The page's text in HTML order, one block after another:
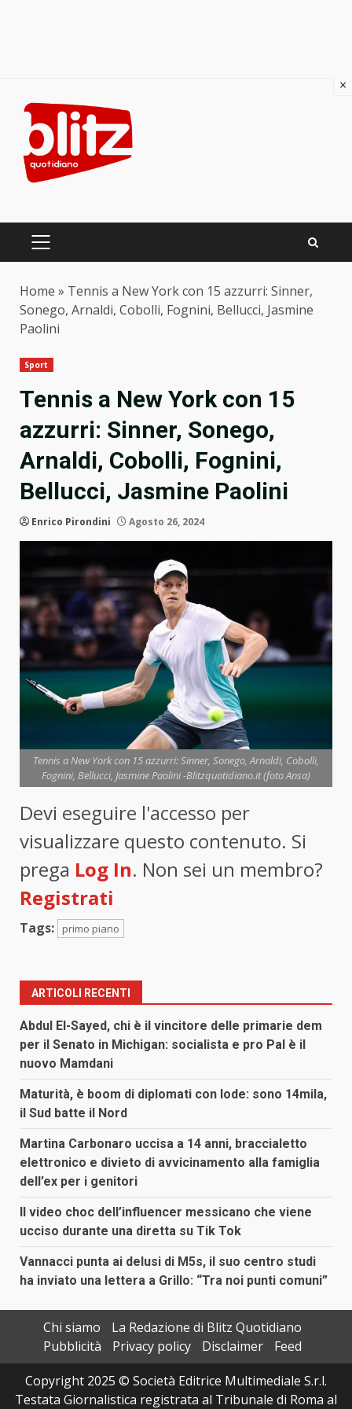
content
PRIMARY
Home » Tennis a New York con 15 azzurri: Sinner,
Sonego, Arnaldi, Cobolli, Fognini, Bellucci, Jasmine
Paolini
Sport
Tennis a New York con 15
azzurri: Sinner, Sonego,
Arnaldi, Cobolli, Fognini,
Bellucci, Jasmine Paolini
Enrico Pirondini Agosto 26, 2024
Tennis a New York con 15 azzurri: Sinner, Sonego, Arnaldi, Cobolli,
Fognini, Bellucci, Jasmine Paolini -Blitzquotidiano.it (foto Ansa)
Devi eseguire l'accesso per
visualizzare questo contenuto. Si
prega Log In. Non sei un membro?
Registrati
Tags: primo piano
ARTICOLI RECENTI
Abdul El-Sayed, chi è il vincitore delle primarie dem
per il Senato in Michigan: socialista e pro Pal è il
nuovo Mamdani
Maturità, è boom di diplomati con lode: sono 14mila,
il Sud batte il Nord
Martina Carbonaro uccisa a 14 anni, braccialetto
elettronico e divieto di avvicinamento alla famiglia
dell’ex per i genitori
Il video choc dell’influencer messicano che viene
ucciso durante una diretta su Tik Tok
Vannacci punta ai delusi di M5s, il suo centro studi
ha inviato una lettera a Grillo: “Tra noi punti comuni”
Chi siamo
La Redazione di Blitz Quotidiano
Pubblicità
Privacy policy Disclaimer
Feed
Copyright 2025 © Società Editrice Multimediale S.r.l.
Testata Giornalistica registrata al Tribunale di Roma al
×